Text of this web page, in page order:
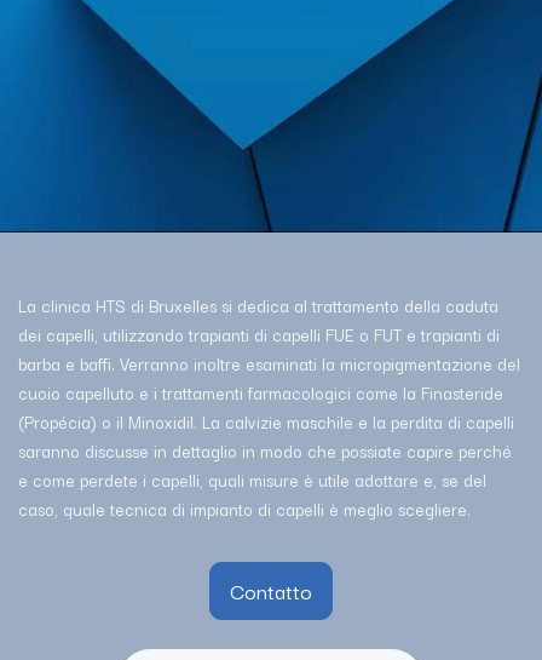
La clinica HTS di Bruxelles si dedica al trattamento della caduta
dei capelli, utilizzando trapianti di capelli FUE o FUT e trapianti di
barba e baffi. Verranno inoltre esaminati la micropigmentazione del
cuoio capelluto e i trattamenti farmacologici come la Finasteride
(Propécia) o il Minoxidil. La calvizie maschile e la perdita di capelli
saranno discusse in dettaglio in modo che possiate capire perché
e come perdete i capelli, quali misure è utile adottare e, se del
caso, quale tecnica di impianto di capelli è meglio scegliere.
Contatto